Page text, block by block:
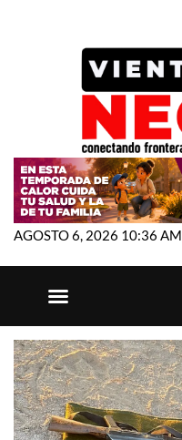
AGOSTO 6, 2026 10:36 AM